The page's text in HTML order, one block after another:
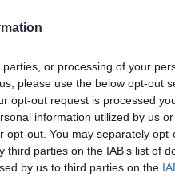
or processing of your
please use the below opt-out
opt-out request is processed
information utilized by us
opt-out. You may separately
parties on the IAB’s list of
by us to third parties on the